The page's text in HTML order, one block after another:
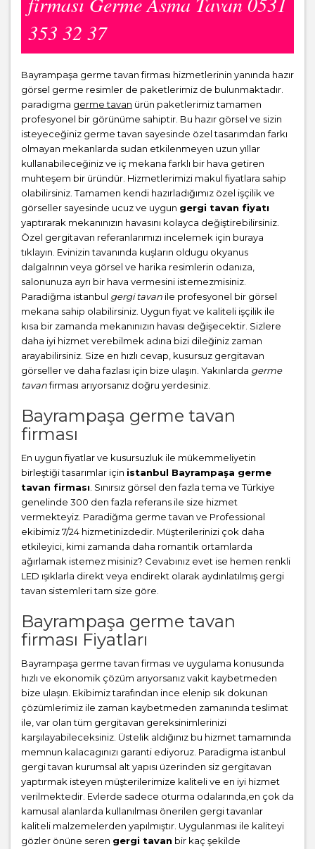
353 32 37
Bayrampaşa germe tavan firması hizmetlerinin yanında hazır
görsel germe resimler de paketlerimiz de bulunmaktadır.
paradigma germe tavan ürün paketlerimiz tamamen
profesyonel bir görünüme sahiptir. Bu hazır görsel ve sizin
isteyeceğiniz germe tavan sayesinde özel tasarımdan farkı
olmayan mekanlarda sudan etkilenmeyen uzun yıllar
kullanabileceğiniz ve iç mekana farklı bir hava getiren
muhteşem bir üründür. Hizmetlerimizi makul fiyatlara sahip
olabilirsiniz. Tamamen kendi hazırladığımız özel işçilik ve
görseller sayesinde ucuz ve uygun gergi tavan fiyatı
yaptırarak mekanınızın havasını kolayca değiştirebilirsiniz.
Özel gergitavan referanlarımızı incelemek için buraya
tıklayın. Evinizin tavanında kuşların oldugu okyanus
dalgalrının veya görsel ve harika resimlerin odanıza,
salonunuza ayrı bir hava vermesini istemezmisiniz.
Paradiğma istanbul gergi tavan ile profesyonel bir görsel
mekana sahip olabilirsiniz. Uygun fiyat ve kaliteli işçilik ile
kısa bir zamanda mekanınızın havası değişecektir. Sizlere
daha iyi hizmet verebilmek adına bizi dileğiniz zaman
arayabilirsiniz. Size en hızlı cevap, kusursuz gergitavan
görseller ve daha fazlası için bize ulaşın. Yakınlarda germe
tavanfirması arıyorsanız doğru yerdesiniz.
Bayrampaşa germe tavan
firması
En uygun fiyatlar ve kusursuzluk ile mükemmeliyetin
birleştiği tasarımlar için istanbul Bayrampaşa germe
tavan firması . Sınırsız görsel den fazla tema ve Türkiye
genelinde 300 den fazla referans ile size hizmet
vermekteyiz. Paradiğma germe tavan ve Professional
ekibimiz 7/24 hizmetinizdedir. Müşterilerinizi çok daha
etkileyici, kimi zamanda daha romantik ortamlarda
ağırlamak istemez misiniz? Cevabınız evet ise hemen renkli
LED ışıklarla direkt veya endirekt olarak aydınlatılmış gergi
tavan sistemleri tam size göre.
Bayrampaşa germe tavan
firması Fiyatları
Bayrampaşa germe tavan firması ve uygulama konusunda
hızlı ve ekonomik çözüm arıyorsanız vakit kaybetmeden
bize ulaşın. Ekibimiz tarafından ince elenip sık dokunan
çözümlerimiz ile zaman kaybetmeden zamanında teslimat
ile, var olan tüm gergitavan gereksinimlerinizi
karşılayabileceksiniz. Üstelik aldığınız bu hizmet tamamında
memnun kalacagınızı garanti ediyoruz. Paradigma istanbul
gergi tavan kurumsal alt yapısı üzerinden siz gergitavan
yaptırmak isteyen müşterilerimize kaliteli ve en iyi hizmet
verilmektedir. Evlerde sadece oturma odalarında,en çok da
kamusal alanlarda kullanılması önerilen gergi tavanlar
kaliteli malzemelerden yapılmıştır. Uygulanması ile kaliteyi
gözler önüne seren gergi tavan bir kaç şekilde